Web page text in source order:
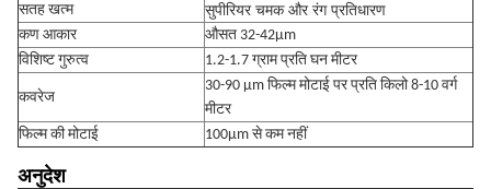
सतह खत्म सुपीरियर चमक और रंग प्रतिधारण
कण आकार
औसत 32-42μm
विशिष्ट गुरुत्व
1.2-1.7 ग्राम प्रति घन मीटर
कवरेज
30-90 μm फिल्म मोटाई पर प्रति किलो 8-10 वर्ग
मीटर
फिल्म की मोटाई
100μm से कम नहीं
अनुदेश